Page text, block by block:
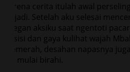
Karena cerita itulah awal
terjadi. Setelah aku selesai
adegan aksiku saat ngentoti
posisi dan gaya kulihat wajah
memerah, desahan napasnya
dia mulai birahi.